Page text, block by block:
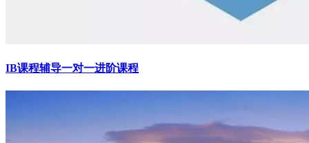
IB课程辅导一对一进阶课程